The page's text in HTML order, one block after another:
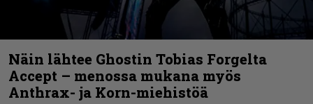
Näin lähtee Ghostin Tobias Forgelta
Accept – menossa mukana myös
Anthrax- ja Korn-miehistöä